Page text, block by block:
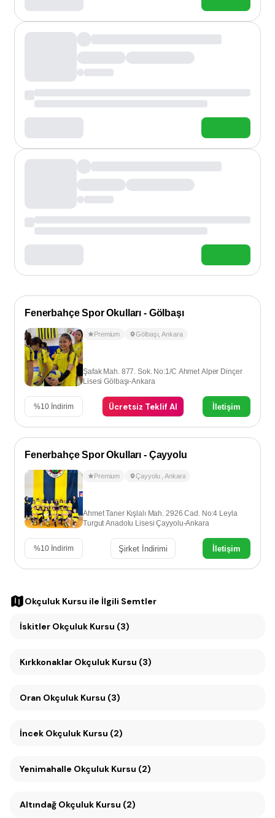
Fenerbahçe Spor Okulları - Gölbaşı
Premium Gölbaşı ,Ankara
Şafak Mah. 877. Sok. No:1/C Ahmet Alper Dinçer
Lisesi Gölbaşı-Ankara
%10 İndirim Ücretsiz Teklif Al İletişim
Fenerbahçe Spor Okulları - Çayyolu
Premium Çayyolu ,Ankara
Ahmet Taner Kışlalı Mah. 2926 Cad. No:4 Leyla
Turgut Anadolu Lisesi Çayyolu-Ankara
%10 İndirim Şirket İndirimi İletişim
Okçuluk Kursu ile İlgili Semtler
İskitler Okçuluk Kursu (3)
Kırkkonaklar Okçuluk Kursu (3)
Oran Okçuluk Kursu (3)
İncek Okçuluk Kursu (2)
Yenimahalle Okçuluk Kursu (2)
Altındağ Okçuluk Kursu (2)